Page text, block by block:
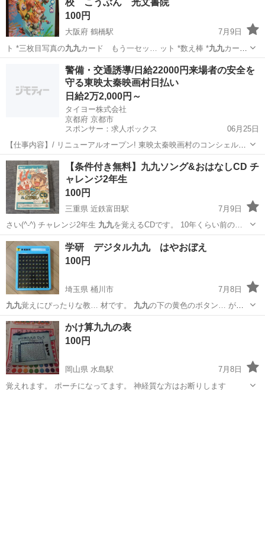
校 こうぶん 光文書院
100円
大阪府 鶴橋駅
7月9日
ト *三枚目写真の九九カード もう一セッ… ット *数え棒 *九九カード
もはや…
大阪市 鶴橋駅 キッズ用品 算数
警備・交通誘導/日給22000円来場者の安全を
守る東映太秦映画村日払い
日給2万2,000円～
タイヨー株式会社
京都府 京都市
スポンサー：求人ボックス
06月25日
【仕事内容】/ リニューアルオープン! 東映太秦映画村のコンシェルジ
ュ! お仕事内容 リニューアルオープンする東映太秦映画村での 警備ス
タッフをお願いします! 目指せ!「おもてなし」のできる警備員! 具体的
には…? ・出入管理業務...
アルバイト・パート
【条件付き無料】九九ソング&おはなしCD チ
ャレンジ2年生
100円
三重県 近鉄富田駅
7月9日
さい(^-^) チャレンジ2年生 九九 を覚えるCDです。 10年くらい前の…
三重 四日市市 近鉄富田駅 その他 2年生
学研 デジタル九九 はやおぼえ
100円
埼玉県 桶川市
7月8日
九九覚えにぴったりな教… 材です。 九九の下の黄色のボタン… が出
てきます。九九の計算カードで覚え…
埼玉 桶川市 パズル 九九
かけ算九九の表
100円
岡山県 水島駅
7月8日
覚えれます。 ポーチになってます。 神経質な方はお断りします